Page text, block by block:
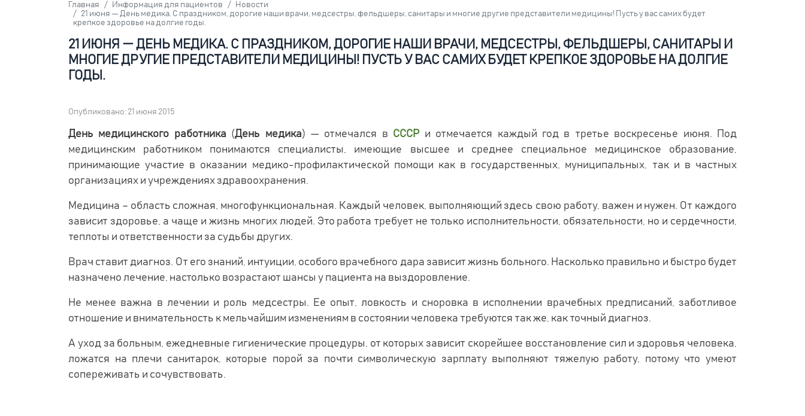
Главная Информация для пациентов
Новости
21 июня — День медика. С праздником, дорогие наши врачи, медсестры, фельдшеры, санитары и многие другие представители медицины! Пусть у вас самих будет
крепкое здоровье на долгие годы.
21 ИЮНЯ — ДЕНЬ МЕДИКА. С ПРАЗДНИКОМ, ДОРОГИЕ НАШИ ВРАЧИ, МЕДСЕСТРЫ, ФЕЛЬДШЕРЫ, САНИТАРЫ И
МНОГИЕ ДРУГИЕ ПРЕДСТАВИТЕЛИ МЕДИЦИНЫ! ПУСТЬ У ВАС САМИХ БУДЕТ КРЕПКОЕ ЗДОРОВЬЕ НА ДОЛГИЕ
ГОДЫ.
Опубликовано: 21 июня 2015
День медицинского работника (День медика) — отмечался в СССР и отмечается каждый год в третье воскресенье июня. Под
медицинским работником понимаются специалисты, имеющие высшее и среднее специальное медицинское образование,
принимающие участие в оказании медико-профилактической помощи как в государственных, муниципальных, так и в частных
организациях и учреждениях здравоохранения.
Медицина – область сложная, многофункциональная. Каждый человек, выполняющий здесь свою работу, важен и нужен. От каждого
зависит здоровье, а чаще и жизнь многих людей. Это работа требует не только исполнительности, обязательности, но и сердечности,
теплоты и ответственности за судьбы других.
Врач ставит диагноз. От его знаний, интуиции, особого врачебного дара зависит жизнь больного. Насколько правильно и быстро будет
назначено лечение, настолько возрастают шансы у пациента на выздоровление.
Не менее важна в лечении и роль медсестры. Ее опыт, ловкость и сноровка в исполнении врачебных предписаний, заботливое
отношение и внимательность к мельчайшим изменениям в состоянии человека требуются так же, как точный диагноз.
А уход за больным, ежедневные гигиенические процедуры, от которых зависит скорейшее восстановление сил и здоровья человека,
ложатся на плечи санитарок, которые порой за почти символическую зарплату выполняют тяжелую работу, потому что умеют
сопереживать и сочувствовать.